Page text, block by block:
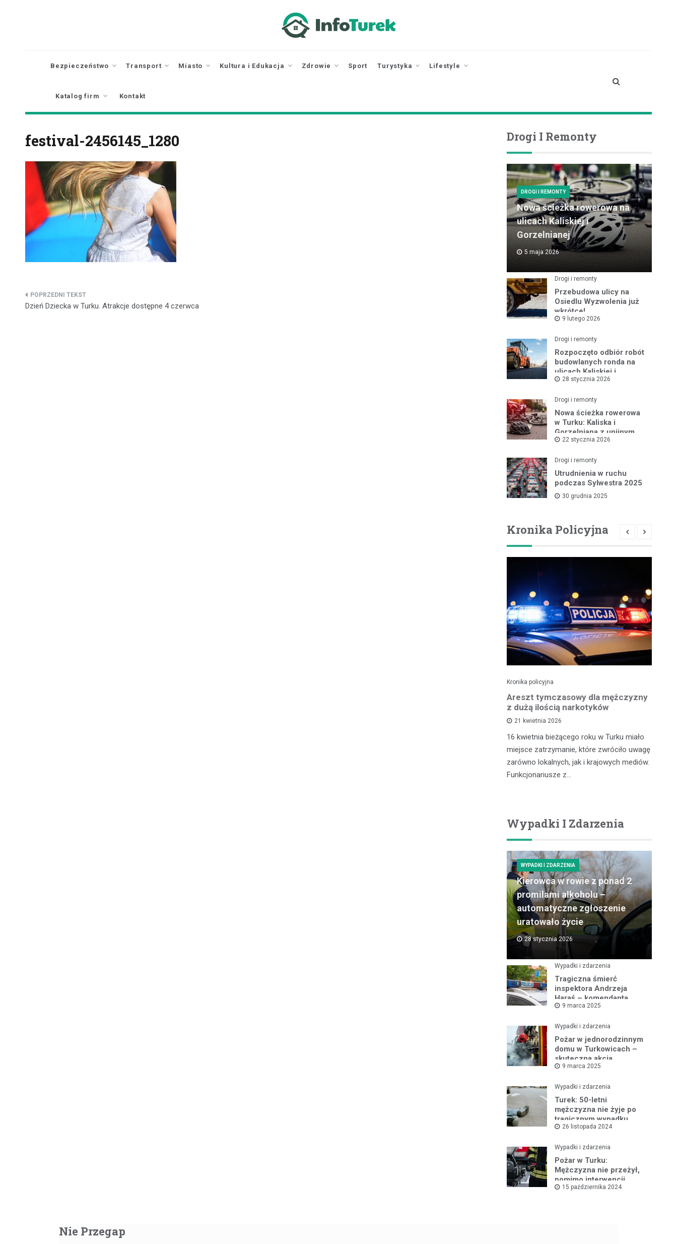
Bezpieczeństwo Transport Miasto Kultura i Edukacja Zdrowie Sport Turystyka Lifestyle
Katalog firm Kontakt
festival-2456145_1280
Nawigacja
Dzień Dziecka w Turku. Atrakcje dostępne 4 czerwca
Drogi I Remonty
DROGI I REMONTY
Nowa ścieżka rowerowa na
ulicach Kaliskiej i
Gorzelnianej
5 maja 2026
Drogi i remonty
Przebudowa ulicy na
Osiedlu Wyzwolenia już
wkrótce!
9 lutego 2026
Drogi i remonty
Rozpoczęto odbiór robót
budowlanych ronda na
ulicach Kaliskiej i
Młodych
28 stycznia 2026
Drogi i remonty
Nowa ścieżka rowerowa
w Turku: Kaliska i
Gorzelniana z unijnym
wsparciem
22 stycznia 2026
Drogi i remonty
Utrudnienia w ruchu
podczas Sylwestra 2025
30 grudnia 2025
Kronika Policyjna
Kronika policyjna
Areszt tymczasowy dla mężczyzny
z dużą ilością narkotyków
21 kwietnia 2026
16 kwietnia bieżącego roku w Turku miało
miejsce zatrzymanie, które zwróciło uwagę
zarówno lokalnych, jak i krajowych mediów.
Funkcjonariusze z…
Wypadki I Zdarzenia
WYPADKI I ZDARZENIA
Kierowca w rowie z ponad 2
promilami alkoholu –
automatyczne zgłoszenie
uratowało życie
28 stycznia 2026
Wypadki i zdarzenia
Tragiczna śmierć
inspektora Andrzeja
Haraś – komendanta
policji w Turku po kolizji z
9 marca 2025
Wypadki i zdarzenia
Pożar w jednorodzinnym
domu w Turkowicach –
skuteczna akcja
strażaków uniemożliwiła
rozprzestrzenianie się
ognia
9 marca 2025
Wypadki i zdarzenia
Turek: 50-letni
mężczyzna nie żyje po
tragicznym wypadku
samochodowym
26 listopada 2024
Wypadki i zdarzenia
Pożar w Turku:
Mężczyzna nie przeżył,
pomimo interwencji
straży pożarnej
15 października 2024
Nie Przegap